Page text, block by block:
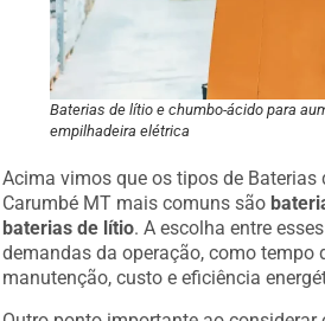
Baterias de lítio e chumbo-ácido para
empilhadeira elétrica
Acima vimos que os tipos de Baterias
Carumbé MT mais comuns são
baterias de lítio
. A escolha entre
demandas da operação, como tempo
manutenção, custo e eficiência
Outro ponto importante ao considerar